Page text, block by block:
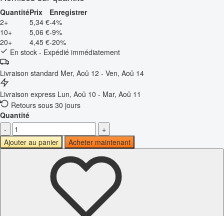
QuantitéPrix
Enregistrer
2+
5,34 €-4%
10+
5,06 €-9%
20+
4,45 €-20%
En stock - Expédié immédiatement
Livraison standard Mer, Aoû 12 - Ven, Aoû 14
Livraison express Lun, Aoû 10 - Mar, Aoû 11
Retours sous 30 jours
Quantité
-
+
Ajouter au panier
Acheter maintenant